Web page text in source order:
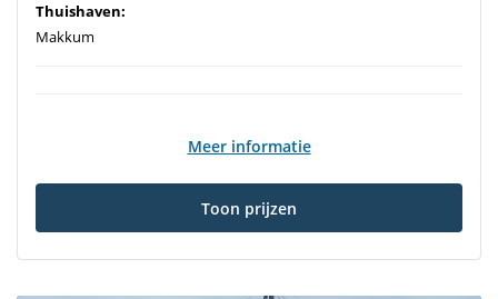
Thuishaven:
Makkum
Meer informatie
Toon prijzen